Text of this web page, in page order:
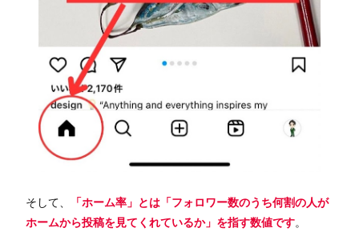
そして、 「ホーム率」とは 「フォロワー数のうち何割の人が
ホームから投稿を見てくれているか」を指す数値です。